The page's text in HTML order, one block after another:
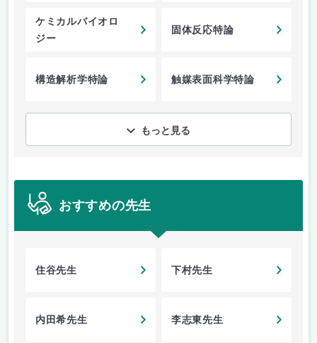
ケミカルバイオロ
ジー
固体反応特論
構造解析学特論 触媒表面科学特論
もっと見る
おすすめの先生
住谷先生 下村先生
内田希先生 李志東先生